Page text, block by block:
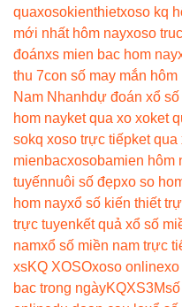
quaxosokienthietxoso kq
mới nhất hôm nayxoso
đoánxs mien bac hom nay
thu 7con số may mắn hôm
Nam Nhanhdự đoán xổ số
hom nayket qua xo xoket
sokq xoso trực tiếpket qua
mienbacxosobamien hôm
tuyếnnuôi số đẹpxo so
hom nayxổ số kiến thiết
trực tuyenkết quả xổ số
namxổ số miền nam trực
xsKQ XOSOxoso onlinexo
bac trong ngàyKQXS3M